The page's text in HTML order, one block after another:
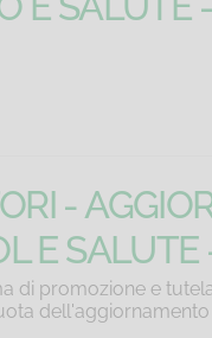
-
E
di promozione e